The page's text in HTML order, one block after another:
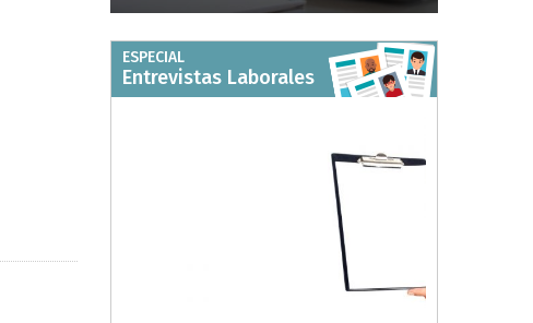
ESPECIAL
Entrevistas Laborales